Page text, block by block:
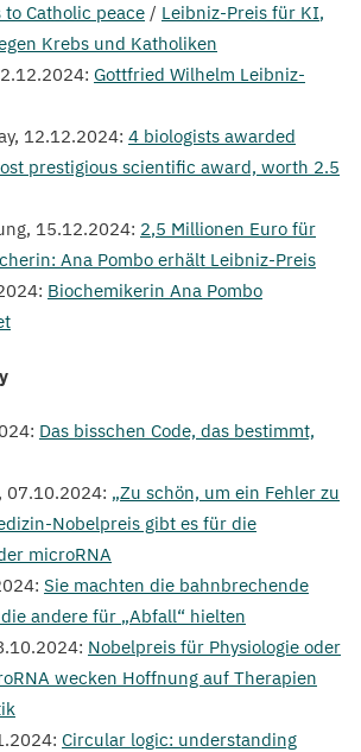
Catholic peace / Leibniz-Preis für KI,
Krebs und Katholiken
.12.2024: Gottfried Wilhelm Leibniz-
12.12.2024: 4 biologists awarded
prestigious scientific award, worth 2.5
15.12.2024: 2,5 Millionen Euro für
Ana Pombo erhält Leibniz-Preis
: Biochemikerin Ana Pombo
: Das bisschen Code, das bestimmt,
07.10.2024: „Zu schön, um ein Fehler zu
Nobelpreis gibt es für die
microRNA
: Sie machten die bahnbrechende
andere für „Abfall“ hielten
.10.2024: Nobelpreis für Physiologie oder
wecken Hoffnung auf Therapien
.2024: Circular logic: understanding